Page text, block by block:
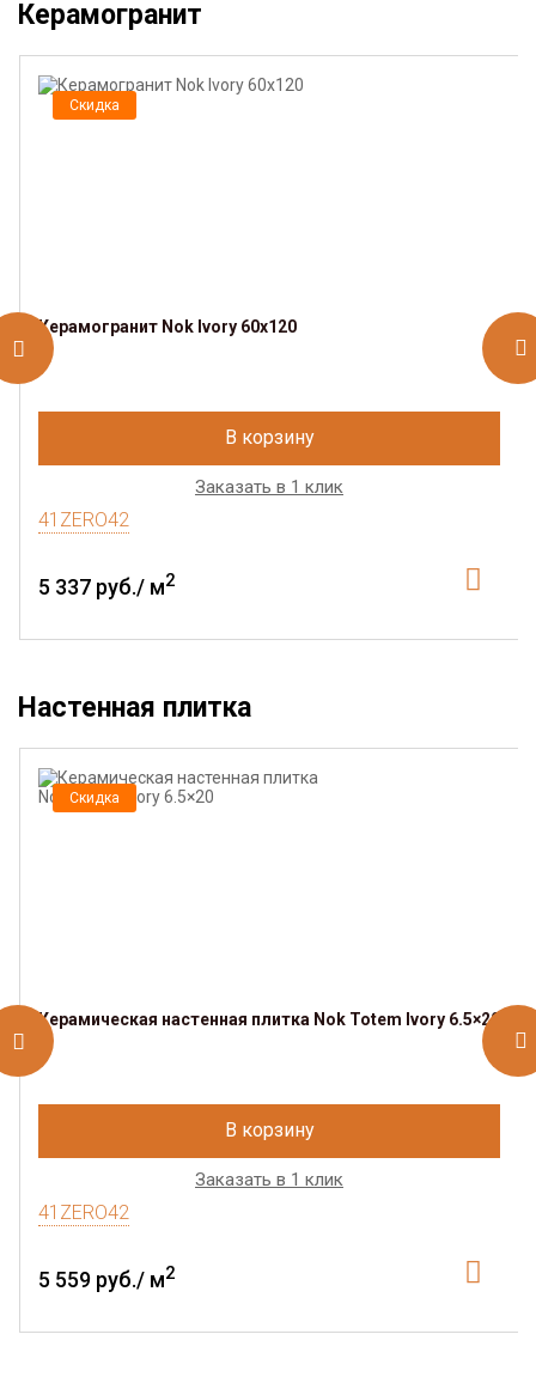
Керамогранит
Скидка
Керамогранит Nok Ivory 60x120
В корзину
Заказать в 1 клик
41ZERO42
5 337 руб./ м2
Настенная плитка
Скидка
Керамическая настенная плитка Nok Totem Ivory 6.5×20
В корзину
Заказать в 1 клик
41ZERO42
5 559 руб./ м2